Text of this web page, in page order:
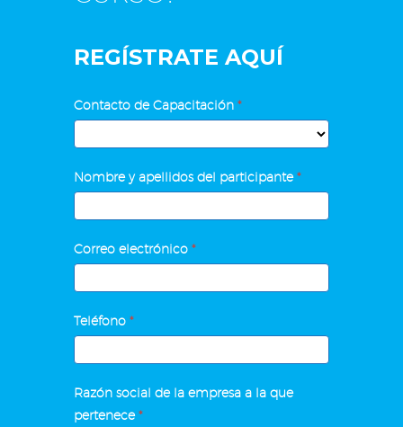
REGÍSTRATE AQUÍ
Excel
Avanzado
y
Macros
Contacto de Capacitación *
de
Nombre y apellidos del participante*
Correo electrónico *
Teléfono *
Razón social de la empresa a la que
pertenece*